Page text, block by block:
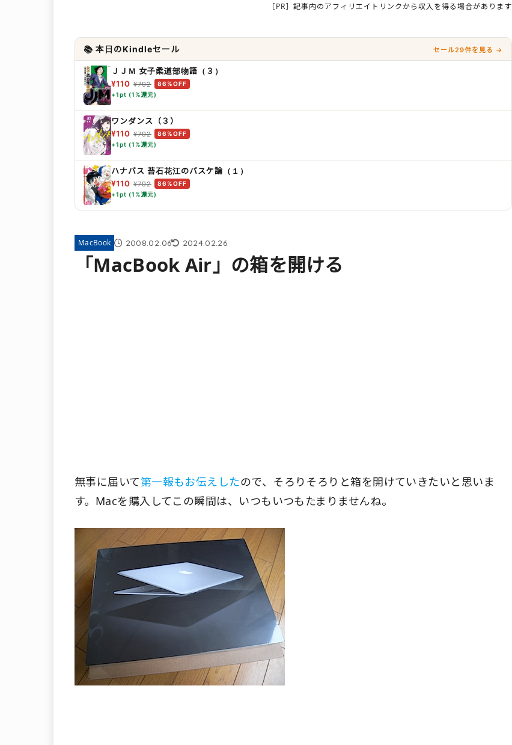
［PR］記事内のアフィリエイトリンクから収入を得る場合があります
📚 本日のKindleセール セール29件を見る →
ＪＪＭ 女子柔道部物語（３）
¥110 ¥792
86%OFF
+1pt (1%還元)
ワンダンス（３）
¥110 ¥792
86%OFF
+1pt (1%還元)
ハナバス 苔石花江のバスケ論（１）
¥110 ¥792
86%OFF
+1pt (1%還元)
MacBook 2008.02.06 2024.02.26
「MacBook Air」の箱を開ける
無事に届いて第一報もお伝えしたので、そろりそろりと箱を開けていきたいと思いま
す。Macを購入してこの瞬間は、いつもいつもたまりませんね。